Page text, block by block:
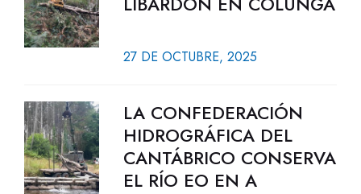
27 DE OCTUBRE, 2025
LA CONFEDERACIÓN
HIDROGRÁFICA DEL
CANTÁBRICO CONSERVA
EL RÍO EO EN A